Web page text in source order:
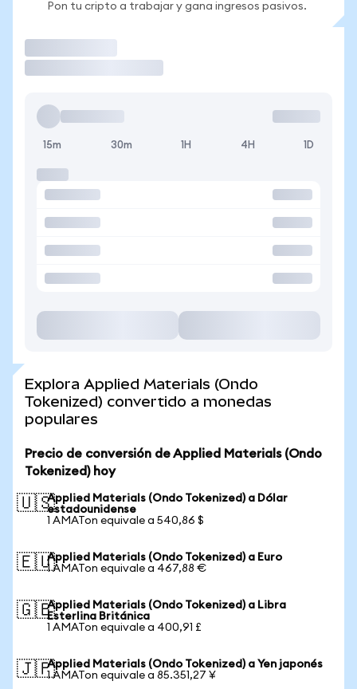
Pon tu cripto a trabajar y gana ingresos pasivos.
15m 30m 1H 4H 1D
Explora Applied Materials (Ondo
Tokenized) convertido a monedas
populares
Precio de conversión de Applied Materials (Ondo
Tokenized) hoy
🇺🇸Applied Materials (Ondo Tokenized) a Dólar
estadounidense
1 AMATon equivale a 540,86 $
🇪🇺Applied Materials (Ondo Tokenized) a Euro
1 AMATon equivale a 467,88 €
🇬🇧Applied Materials (Ondo Tokenized) a Libra
Esterlina Británica
1 AMATon equivale a 400,91 £
🇯🇵Applied Materials (Ondo Tokenized) a Yen japonés
1 AMATon equivale a 85.351,27 ¥